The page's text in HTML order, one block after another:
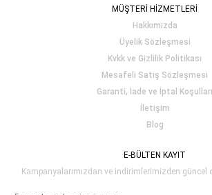
MÜŞTERİ HİZMETLERİ
Hakkımızda
Üyelik Sözleşmesi
Kvkk ve Gizlilik Politikası
Mesafeli Satış Sözleşmesi
Garanti, İade ve İptal Koşulları
İletişim
Blog
E-BÜLTEN KAYIT
Kampanyalarımızdan ve indirimlerimizden güncel